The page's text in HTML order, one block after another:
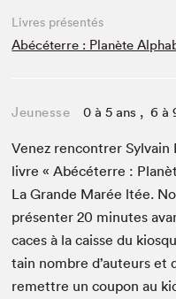
Livres présentés
Abécéterre : Planète
Jeunesse 0 à 5 ans , 6 à
Venez ren­con­tr­er
livre « Abécéterre :
La Grande Marée ltée.
présen­ter20 min­utes
caces à la caisse du
tain nom­bre d’auteurs et
remet­tre un coupon au